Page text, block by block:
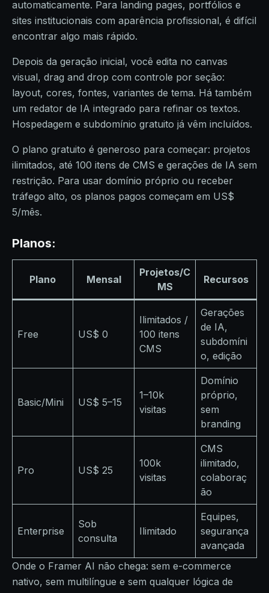
automaticamente. Para landing pages, portfólios e
sites institucionais com aparência profissional, é difícil
encontrar algo mais rápido.
Depois da geração inicial, você edita no canvas
visual, drag and drop com controle por seção:
layout, cores, fontes, variantes de tema. Há também
um redator de IA integrado para refinar os textos.
Hospedagem e subdomínio gratuito já vêm incluídos.
O plano gratuito é generoso para começar: projetos
ilimitados, até 100 itens de CMS e gerações de IA sem
restrição. Para usar domínio próprio ou receber
tráfego alto, os planos pagos começam em US$
5/mês.
Planos:
Plano Mensal
Projetos/C
MS
Recursos
Free US$ 0
Ilimitados /
100 itens
CMS
Gerações
de IA,
subdomíni
o, edição
Basic/Mini US$ 5–15
1–10k
visitas
Domínio
próprio,
sem
branding
Pro US$ 25
100k
visitas
CMS
ilimitado,
colaboraç
ão
Enterprise
Sob
consulta
Ilimitado
Equipes,
segurança
avançada
Onde o Framer AI não chega: sem e-commerce
nativo, sem multilíngue e sem qualquer lógica de